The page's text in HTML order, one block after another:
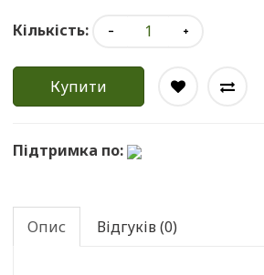
Кількість:
Купити
Підтримка по:
Опис Відгуків (0)